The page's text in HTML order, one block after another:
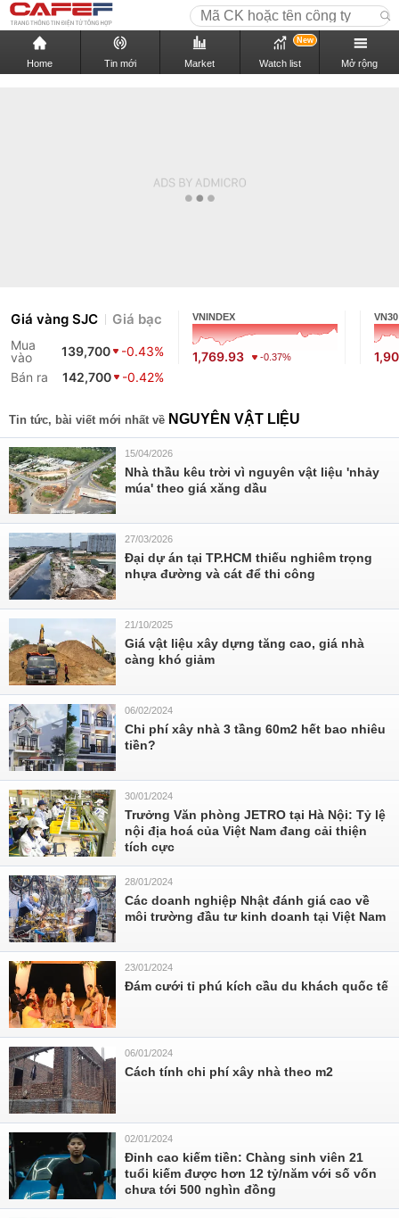
Home Tin mới Market Watch list
New
Mở rộng
Giá vàng SJC Giá bạc
Mua
vào
139,700
-0.43%
Bán ra
142,700 -0.42%
VNINDEX
1,769.93 -0.37%
VN30
Tin tức, bài viết mới nhất về NGUYÊN VẬT LIỆU
15/04/2026
Nhà thầu kêu trời vì nguyên vật liệu 'nhảy
múa' theo giá xăng dầu
27/03/2026
Đại dự án tại TP.HCM thiếu nghiêm trọng
nhựa đường và cát để thi công
21/10/2025
Giá vật liệu xây dựng tăng cao, giá nhà
càng khó giảm
06/02/2024
Chi phí xây nhà 3 tầng 60m2 hết bao nhiêu
tiền?
30/01/2024
Trưởng Văn phòng JETRO tại Hà Nội: Tỷ lệ
nội địa hoá của Việt Nam đang cải thiện
tích cực
28/01/2024
Các doanh nghiệp Nhật đánh giá cao về
môi trường đầu tư kinh doanh tại Việt Nam
23/01/2024
Đám cưới tỉ phú kích cầu du khách quốc tế
06/01/2024
Cách tính chi phí xây nhà theo m2
02/01/2024
Đỉnh cao kiếm tiền: Chàng sinh viên 21
tuổi kiếm được hơn 12 tỷ/năm với số vốn
chưa tới 500 nghìn đồng